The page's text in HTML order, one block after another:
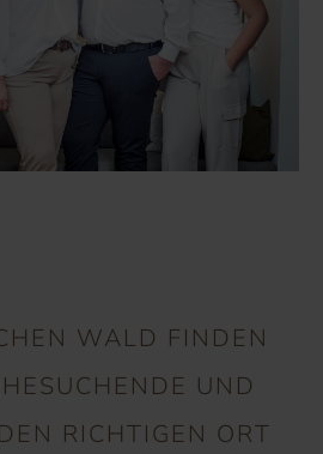
WALD FINDEN
UND
RICHTIGEN ORT